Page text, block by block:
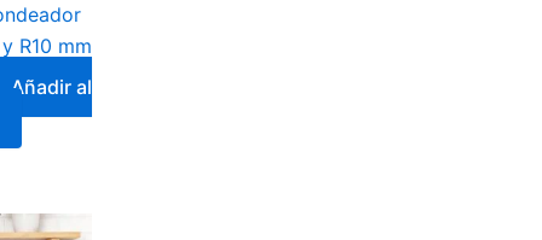
R10 mm
Añadir al
Rango
This